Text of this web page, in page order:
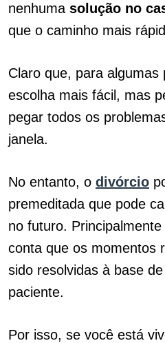
nenhuma solução no
que o caminho mais
Claro que, para
escolha mais fácil, mas
pegar todos os
janela.
No entanto, o divórcio
premeditada que pode
no futuro.
conta que os momentos
sido resolvidas à base
paciente.
Por isso, se você está